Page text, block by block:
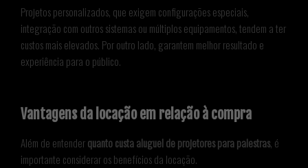
Projetos personalizados, que exigem configurações especiais,
integração com outros sistemas ou múltiplos equipamentos, tendem a ter
custos mais elevados. Por outro lado, garantem melhor resultado e
experiência para o público.
Vantagens da locação em relação à compra
Além de entenderquanto custa aluguel de projetores para palestras, é
importante considerar os benefícios da locação.